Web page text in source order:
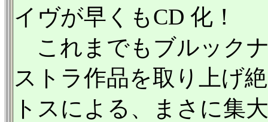
イヴが早くもCD 化！
これまでもブルック
ストラ作品を取り上げ
トスによる、まさに集